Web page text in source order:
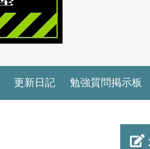
更新日記 勉強質問掲示板